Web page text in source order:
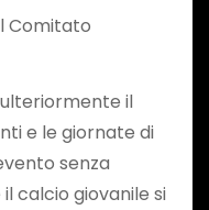
Comitato
il
e le giornate di
senza
calcio giovanile si